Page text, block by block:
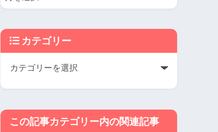
カテゴリー
この記事カテゴリー内の関連記事